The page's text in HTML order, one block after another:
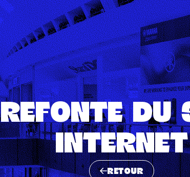
REFONTE DU
INTERNET
RETOUR